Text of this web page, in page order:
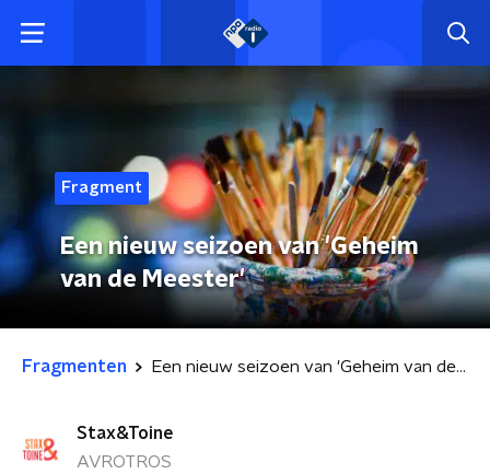
Fragment
Een nieuw seizoen van 'Geheim
van de Meester'
Fragmenten Een nieuw seizoen van 'Geheim van de Meester'
Stax&Toine
AVROTROS